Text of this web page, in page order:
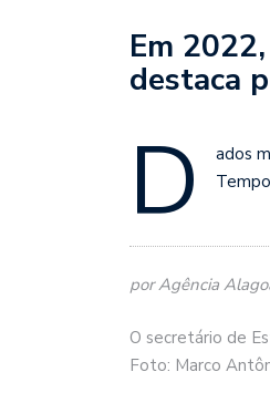
Em
destaca
D
ados
por Agência
O secretário de
Foto: Marco